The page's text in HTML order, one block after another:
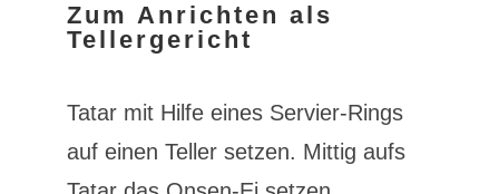
Zum Anrichten als
Tellergericht
Tatar mit Hilfe eines Servier-Rings
auf einen Teller setzen. Mittig aufs